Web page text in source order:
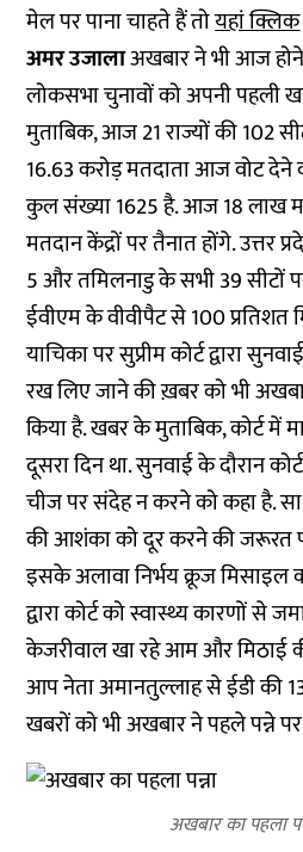
मेल पर पाना चाहते हैं तोयहां क्लिक
अमर उजालाअखबार ने भी आज
लोकसभा चुनावों को अपनी पहली
मुताबिक, आज 21 राज्यों की 102
16.63 करोड़ मतदाता आज वोट देने
कुल संख्या 1625 है. आज 18 लाख
मतदान केंद्रों पर तैनात होंगे. उत्तर
5 और तमिलनाडु के सभी 39 सीटों
ईवीएम के वीवीपैट से 100 प्रतिशत
याचिका पर सुप्रीम कोर्ट द्वारा
रख लिए जाने की ख़बर को भी
किया है. खबर के मुताबिक, कोर्ट
दूसरा दिन था. सुनवाई के दौरान
चीज पर संदेह न करने को कहा है.
की आशंका को दूर करने की जरूरत
इसके अलावा निर्भय क्रूज मिसाइल
द्वारा कोर्ट को स्वास्थ्य कारणों से
केजरीवाल खा रहे आम और मिठाई
आप नेता अमानतुल्लाह से ईडी की
खबरों को भी अखबार ने पहले पन्ने
अखबार का पहला